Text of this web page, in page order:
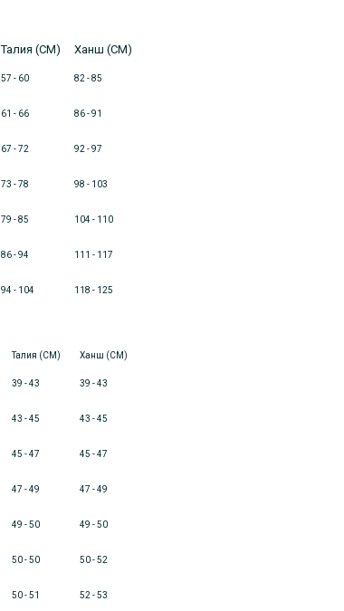
Талия (CM) Ханш (CM)
57 - 60 82 - 85
61 - 66 86 - 91
67 - 72 92 - 97
73 - 78 98 - 103
79 - 85 104 - 110
86 - 94 111 - 117
94 - 104 118 - 125
Талия (CM) Ханш (CM)
39 - 43 39 - 43
43 - 45 43 - 45
45 - 47 45 - 47
47 - 49 47 - 49
49 - 50 49 - 50
50 - 50 50 - 52
50 - 51 52 - 53